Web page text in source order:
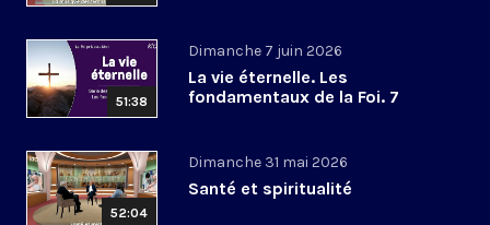
51:38
Dimanche 7 juin 2026
La vie éternelle. Les
fondamentaux de la Foi. 7
52:04
Dimanche 31 mai 2026
Santé et spiritualité